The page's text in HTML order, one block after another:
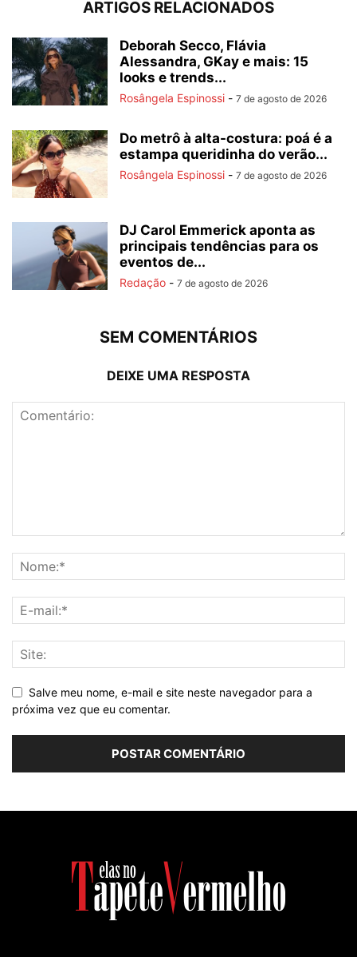
ARTIGOS RELACIONADOS
Deborah Secco, Flávia
Alessandra, GKay e mais: 15
looks e trends...
Rosângela Espinossi - 7 de agosto de 2026
Do metrô à alta-costura: poá é a
estampa queridinha do verão...
Rosângela Espinossi - 7 de agosto de 2026
DJ Carol Emmerick aponta as
principais tendências para os
eventos de...
Redação - 7 de agosto de 2026
SEM COMENTÁRIOS
DEIXE UMA RESPOSTA
Salve meu nome, e-mail e site neste navegador para a
próxima vez que eu comentar.